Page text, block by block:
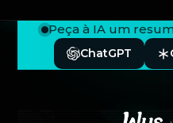
Peça à IA um
ChatGPT